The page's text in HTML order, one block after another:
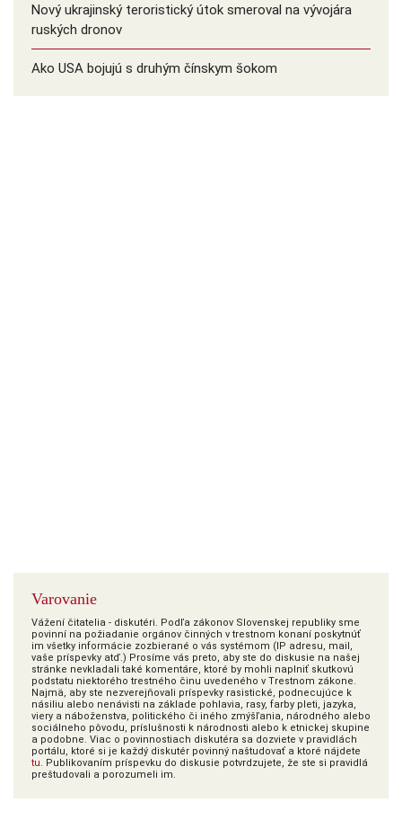
Nový ukrajinský teroristický útok smeroval na vývojára
ruských dronov
Ako USA bojujú s druhým čínskym šokom
Varovanie
Vážení čitatelia - diskutéri. Podľa zákonov Slovenskej republiky sme
povinní na požiadanie orgánov činných v trestnom konaní poskytnúť
im všetky informácie zozbierané o vás systémom (IP adresu, mail,
vaše príspevky atď.) Prosíme vás preto, aby ste do diskusie na našej
stránke nevkladali také komentáre, ktoré by mohli naplniť skutkovú
podstatu niektorého trestného činu uvedeného v Trestnom zákone.
Najmä, aby ste nezverejňovali príspevky rasistické, podnecujúce k
násiliu alebo nenávisti na základe pohlavia, rasy, farby pleti, jazyka,
viery a náboženstva, politického či iného zmýšľania, národného alebo
sociálneho pôvodu, príslušnosti k národnosti alebo k etnickej skupine
a podobne. Viac o povinnostiach diskutéra sa dozviete v pravidlách
portálu, ktoré si je každý diskutér povinný naštudovať a ktoré nájdete
tu. Publikovaním príspevku do diskusie potvrdzujete, že ste si pravidlá
preštudovali a porozumeli im.